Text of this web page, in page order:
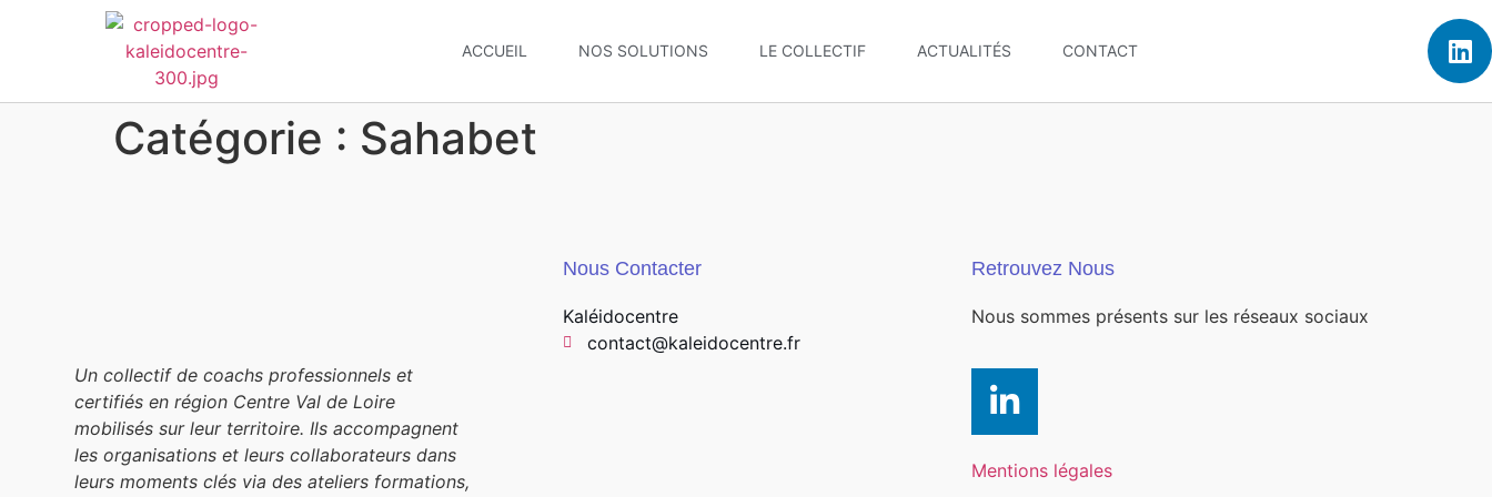
ACCUEIL NOS SOLUTIONS LE COLLECTIF ACTUALITÉS CONTACT
Catégorie : Sahabet
Un collectif de coachs professionnels et
certifiés en région Centre Val de Loire
mobilisés sur leur territoire. Ils accompagnent
les organisations et leurs collaborateurs dans
leurs moments clés via des ateliers formations,
Nous Contacter
Kaléidocentre
contact@kaleidocentre.fr
Retrouvez Nous
Nous sommes présents sur les réseaux sociaux
Mentions légales